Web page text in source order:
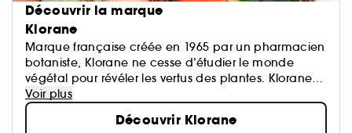
Découvrir la marque
Klorane
Marque française créée en 1965 par un pharmacien
botaniste, Klorane ne cesse d’étudier le monde
végétal pour révéler les vertus des plantes. Klorane
propose des formules haute tolérance,
écoresponsables et conçues à partir d’ingrédients
d’origine naturelle.
Voir plus
Découvrir Klorane